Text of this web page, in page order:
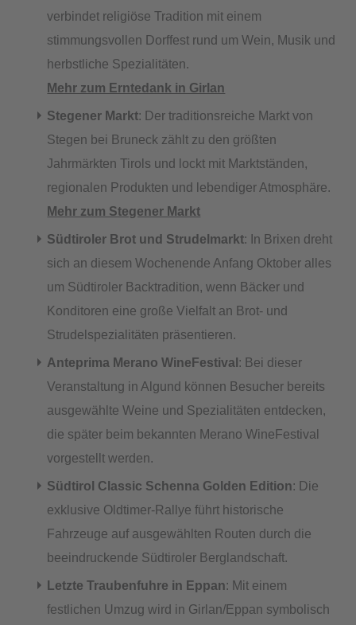
verbindet religiöse Tradition mit einem
stimmungsvollen Dorffest rund um Wein, Musik und
herbstliche Spezialitäten.
Mehr zum Erntedank in Girlan
Stegener Markt: Der traditionsreiche Markt von
Stegen bei Bruneck zählt zu den größten
Jahrmärkten Tirols und lockt mit Marktständen,
regionalen Produkten und lebendiger Atmosphäre.
Mehr zum Stegener Markt
Südtiroler Brot und Strudelmarkt: In Brixen dreht
sich an diesem Wochenende Anfang Oktober alles
um Südtiroler Backtradition, wenn Bäcker und
Konditoren eine große Vielfalt an Brot- und
Strudelspezialitäten präsentieren.
Anteprima Merano WineFestival : Bei dieser
Veranstaltung in Algund können Besucher bereits
ausgewählte Weine und Spezialitäten entdecken,
die später beim bekannten Merano WineFestival
vorgestellt werden.
Südtirol Classic Schenna Golden Edition: Die
exklusive Oldtimer-Rallye führt historische
Fahrzeuge auf ausgewählten Routen durch die
beeindruckende Südtiroler Berglandschaft.
Letzte Traubenfuhre in Eppan: Mit einem
festlichen Umzug wird in Girlan/Eppan symbolisch